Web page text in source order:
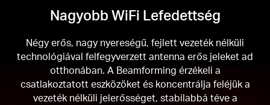
Nagyobb WiFi Lefedettség
Négy erős, nagy nyereségű, fejlett vezeték nélküli
technológiával felfegyverzett antenna erős jeleket ad
otthonában. A Beamforming érzékeli a
csatlakoztatott eszközöket és koncentrálja feléjük a
vezeték nélküli jelerősséget, stabilabbá téve a